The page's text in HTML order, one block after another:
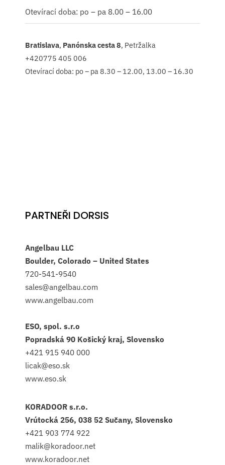
Otevírací doba: po – pa 8.00 – 16.00
Bratislava, Panónska cesta 8, Petržalka
+420775 405 006
Otevírací doba: po – pa 8.30 – 12.00, 13.00 – 16.30
PARTNEŘI DORSIS
Angelbau LLC
Boulder, Colorado – United States
720-541-9540
sales@angelbau.com
www.angelbau.com
ESO, spol. s.r.o
Popradská 90 Košický kraj, Slovensko
+421 915 940 000
licak@eso.sk
www.eso.sk
KORADOOR s.r.o.
Vrútocká 256, 038 52 Sučany, Slovensko
+421 903 774 922
malik@koradoor.net
www.koradoor.net